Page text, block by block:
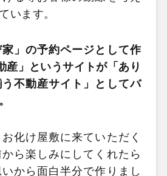
います。
」の予約ページとして作
産」というサイトが「あり
不動産サイト」としてバ
化け屋敷に来ていただく
ら楽しみにしてくれたら
から面白半分で作りまし